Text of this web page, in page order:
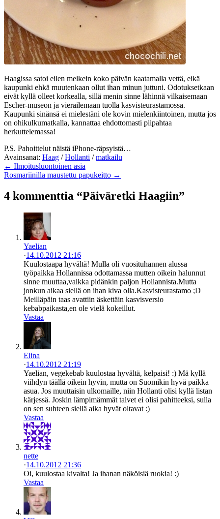
Haagissa satoi eilen melkein koko päivän kaatamalla vettä, eikä
kaupunki ehkä muutenkaan ollut ihan minun juttuni. Odotuksetkaan
eivät kyllä olleet korkealla, sillä menin sinne lähinnä vilkaisemaan
Escher-museon ja vierailemaan tuolla kasvisteurastamossa.
Kaupunki sinänsä ei mielestäni ole kovin mielenkiintoinen, mutta jos
on ohikulkumatkalla, kannattaa ehdottomasti piipahtaa
herkuttelemassa!
P.S. Pahoittelut näistä iPhone-räpsyistä…
Avainsanat: Haag /Hollanti /matkailu
← Ilmoitusluontoinen asia
Rosmariinilla maustettu papukeitto →
4 kommenttia “Päiväretki Haagiin”
Yaelian
·14.10.2012 21:16
Kuulostaapa hyvältä! Mulla oli vuosituhannen alussa
työpaikka Hollannissa odottamassa mutten oikein halunnut
sinne muuttaa,vaikka pidänkin paljon Hollannista.Mutta
jonkun aikaa siellä on ihan kiva olla.Kasvisteurastamo ;D
Meilläpäin taas avattiin äskettäin kasvisversio
kebabpaikasta,en ole vielä kokeillut.
Vastaa
Elina
·14.10.2012 21:19
Yaelian, vegekebab kuulostaa hyvältä, kelpaisi! :) Mä kyllä
viihdyn täällä oikein hyvin, mutta on Suomikin hyvä paikka
asua. Jos muuttaisin ulkomaille, niin Hollanti olisi kyllä listan
kärjessä. Joskin lämpimämmät talvet ei olisi pahitteeksi, sulla
on sen suhteen siellä aika hyvät oltavat :)
Vastaa
nette
·14.10.2012 21:36
Oi, kuulostaa kivalta! Ja ihanan näköisiä ruokia! :)
Vastaa